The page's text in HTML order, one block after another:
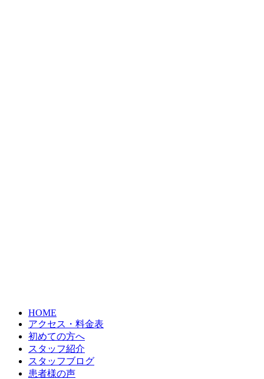
HOME
アクセス・料金表
初めての方へ
スタッフ紹介
スタッフブログ
患者様の声